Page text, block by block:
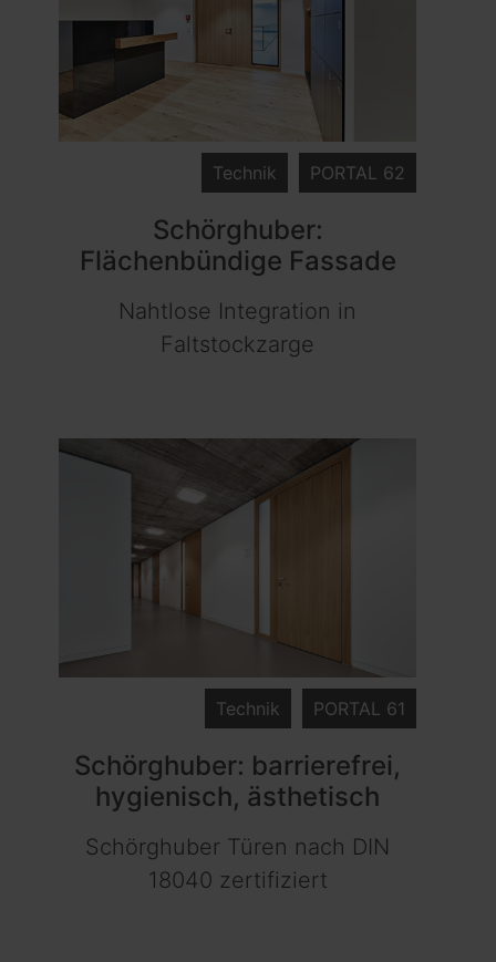
PORTAL 62
Technik
Schörghuber:
Flächenbündige Fassade
Nahtlose Integration in
Faltstockzarge
PORTAL 61
Technik
Schörghuber: barrierefrei,
hygienisch, ästhetisch
Schörghuber Türen nach DIN
18040 zertifiziert